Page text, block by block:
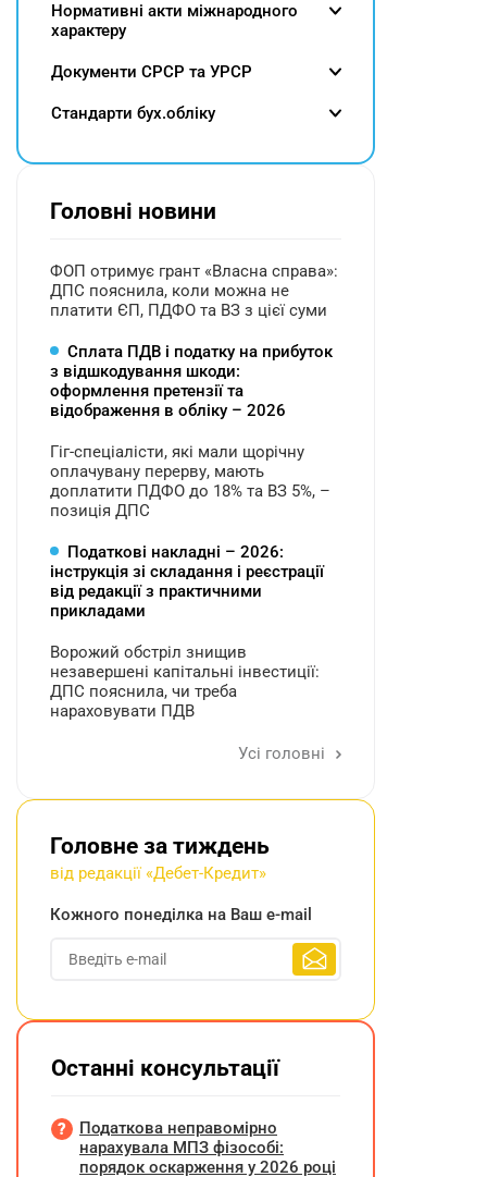
Нормативні акти міжнародного
характеру
Документи СРСР та УРСР
Cтандарти бух.обліку
Головні новини
ФОП отримує грант «Власна справа»:
ДПС пояснила, коли можна не
платити ЄП, ПДФО та ВЗ з цієї суми
Сплата ПДВ і податку на прибуток
з відшкодування шкоди:
оформлення претензії та
відображення в обліку – 2026
Гіг-спеціалісти, які мали щорічну
оплачувану перерву, мають
доплатити ПДФО до 18% та ВЗ 5%, –
позиція ДПС
Податкові накладні – 2026:
інструкція зі складання і реєстрації
від редакції з практичними
прикладами
Ворожий обстріл знищив
незавершені капітальні інвестиції:
ДПС пояснила, чи треба
нараховувати ПДВ
Усі головні
Головне за тиждень
від редакції «Дебет-Кредит»
Кожного понеділка на Ваш e-mail
Останні консультації
Податкова неправомірно
нарахувала МПЗ фізособі:
порядок оскарження у 2026 році